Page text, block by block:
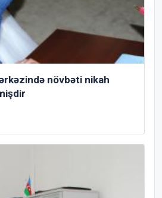
növbəti nikah